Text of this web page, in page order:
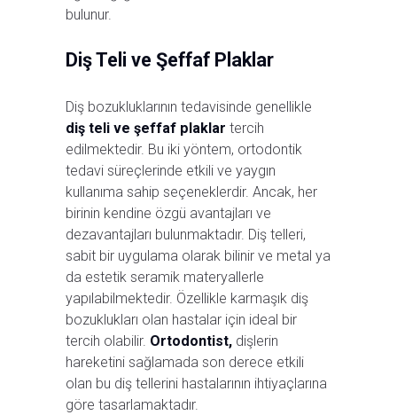
bulunur.
Diş Teli ve Şeffaf Plaklar
Diş bozukluklarının tedavisinde genellikle
diş teli ve şeffaf plaklar tercih
edilmektedir. Bu iki yöntem, ortodontik
tedavi süreçlerinde etkili ve yaygın
kullanıma sahip seçeneklerdir. Ancak, her
birinin kendine özgü avantajları ve
dezavantajları bulunmaktadır. Diş telleri,
sabit bir uygulama olarak bilinir ve metal ya
da estetik seramik materyallerle
yapılabilmektedir. Özellikle karmaşık diş
bozuklukları olan hastalar için ideal bir
tercih olabilir. Ortodontist, dişlerin
hareketini sağlamada son derece etkili
olan bu diş tellerini hastalarının ihtiyaçlarına
göre tasarlamaktadır.